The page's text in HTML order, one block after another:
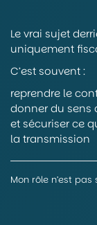
Le vrai sujet
uniquement
C’est souvent :
reprendre le
donner du sens
et sécuriser ce
la transmission
Mon rôle n’est